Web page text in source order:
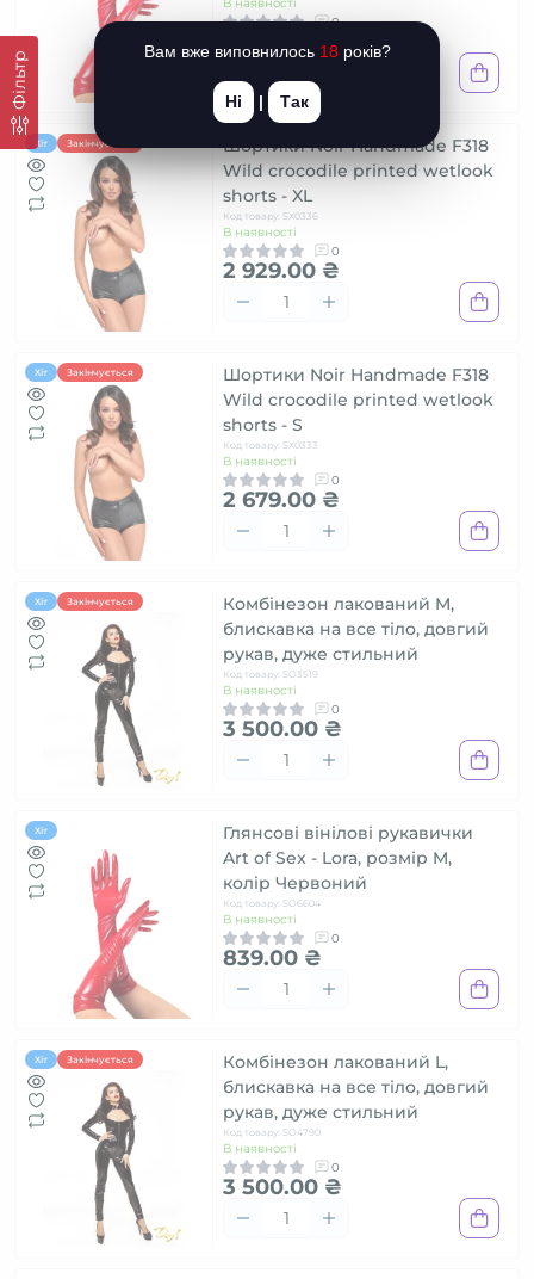
Фільтр
0
839.00 ₴
Хіт Закінчується
Шортики Noir Handmade F318
Wild crocodile printed wetlook
shorts - XL
Код товару: SX0336
В наявності
0
2 929.00 ₴
Хіт Закінчується
Шортики Noir Handmade F318
Wild crocodile printed wetlook
shorts - S
Код товару: SX0333
В наявності
0
2 679.00 ₴
Хіт Закінчується
Комбінезон лакований M,
блискавка на все тіло, довгий
рукав, дуже стильний
Код товару: SO3519
В наявності
0
3 500.00 ₴
Хіт
Глянсові вінілові рукавички
Art of Sex - Lora, розмір M,
колір Червоний
Код товару: SO6604
В наявності
0
839.00 ₴
Хіт Закінчується
Комбінезон лакований L,
блискавка на все тіло, довгий
рукав, дуже стильний
Код товару: SO4790
В наявності
0
3 500.00 ₴
Вам вже виповнилось 18 років?
Ні | Так